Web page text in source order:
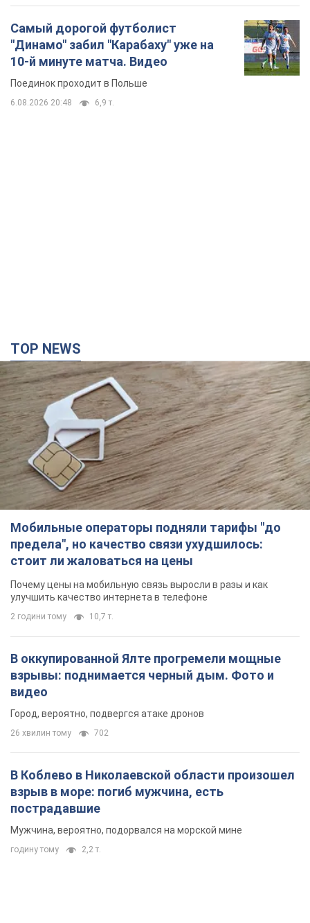
Самый дорогой футболист
"Динамо" забил "Карабаху" уже на
10-й минуте матча. Видео
Поединок проходит в Польше
6.08.2026 20:48 6,9 т.
TOP NEWS
Мобильные операторы подняли тарифы "до
предела", но качество связи ухудшилось:
стоит ли жаловаться на цены
Почему цены на мобильную связь выросли в разы и как
улучшить качество интернета в телефоне
2 години тому 10,7 т.
В оккупированной Ялте прогремели мощные
взрывы: поднимается черный дым. Фото и
видео
Город, вероятно, подвергся атаке дронов
26 хвилин тому 702
В Коблево в Николаевской области произошел
взрыв в море: погиб мужчина, есть
пострадавшие
Мужчина, вероятно, подорвался на морской мине
годину тому 2,2 т.